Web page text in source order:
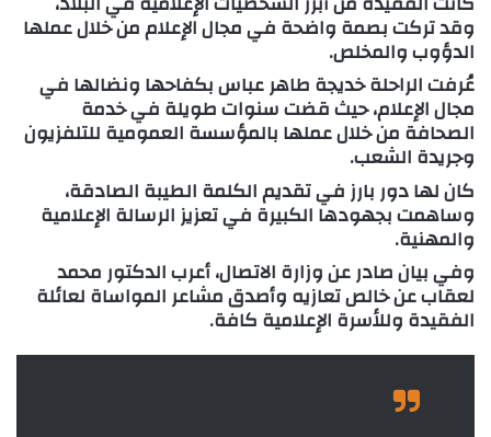
وقد تركت بصمة واضحة في مجال الإعلام من خلال عملها
الدؤوب والمخلص.
عُرفت الراحلة خديجة طاهر عباس بكفاحها ونضالها في
مجال الإعلام، حيث قضت سنوات طويلة في خدمة
الصحافة من خلال عملها بالمؤسسة العمومية للتلفزيون
وجريدة الشعب.
كان لها دور بارز في تقديم الكلمة الطيبة الصادقة،
وساهمت بجهودها الكبيرة في تعزيز الرسالة الإعلامية
والمهنية.
وفي بيان صادر عن وزارة الاتصال، أعرب الدكتور محمد
لعقاب عن خالص تعازيه وأصدق مشاعر المواساة لعائلة
الفقيدة وللأسرة الإعلامية كافة.